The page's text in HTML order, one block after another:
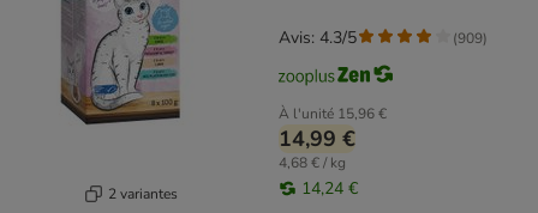
2 variantes
À l'unité 15,96 €
14,99 €
4,68 € / kg
14,24 €
Avis: 4.3/5 (909)